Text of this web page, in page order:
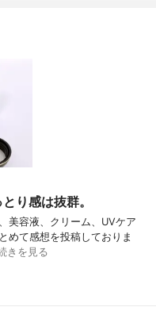
り感は抜群。
美容液、クリーム、UVケア
めて感想を投稿しておりま
きを見る